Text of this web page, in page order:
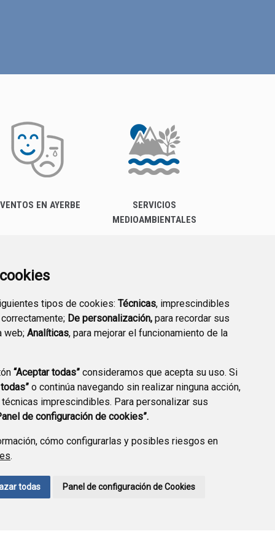
tipos de cookies: Técnicas, imprescindibles
De personalización, para recordar sus
web; Analíticas, para mejorar el funcionamiento de la
“Aceptar todas” consideramos que acepta su uso. Si
o continúa navegando sin realizar ninguna acción,
imprescindibles. Para personalizar sus
de configuración de cookies”.
cómo configurarlas y posibles riesgos en
.
todas Panel de configuración de Cookies
EN AYERBE
SERVICIOS
MEDIOAMBIENTALES
DE DATOS POLÍTICA DE COOKIES